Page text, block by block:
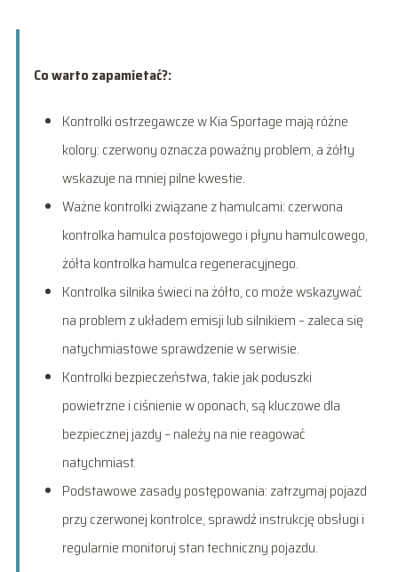
Co warto zapamietać?:
Kontrolki ostrzegawcze w Kia Sportage mają różne
kolory: czerwony oznacza poważny problem, a żółty
wskazuje na mniej pilne kwestie.
Ważne kontrolki związane z hamulcami: czerwona
kontrolka hamulca postojowego i płynu hamulcowego,
żółta kontrolka hamulca regeneracyjnego.
Kontrolka silnika świeci na żółto, co może wskazywać
na problem z układem emisji lub silnikiem – zaleca się
natychmiastowe sprawdzenie w serwisie.
Kontrolki bezpieczeństwa, takie jak poduszki
powietrzne i ciśnienie w oponach, są kluczowe dla
bezpiecznej jazdy – należy na nie reagować
natychmiast.
Podstawowe zasady postępowania: zatrzymaj pojazd
przy czerwonej kontrolce, sprawdź instrukcję obsługi i
regularnie monitoruj stan techniczny pojazdu.